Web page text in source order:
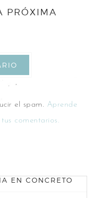
PRÓXIMA
el spam. Aprende
comentarios.
EN CONCRETO